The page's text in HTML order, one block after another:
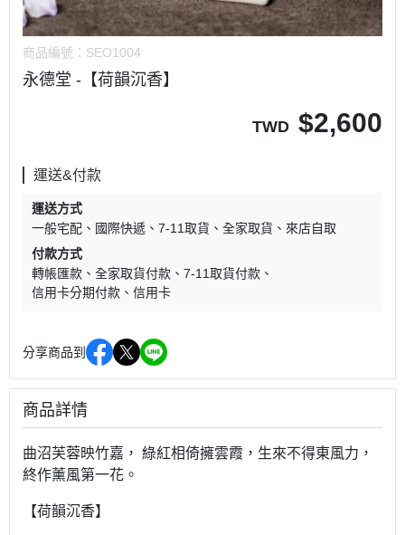
商品編號： SEO1004
永德堂 -【荷韻沉香】
TWD $2,600
運送&付款
運送方式
一般宅配
國際快遞 7-11取貨 全家取貨
來店自取
付款方式
轉帳匯款
全家取貨付款
7-11取貨付款
信用卡分期付款
信用卡
分享商品到
商品詳情
曲沼芙蓉映竹嘉， 綠紅相倚擁雲霞，生來不得東風力，
終作薰風第一花。
【荷韻沉香】